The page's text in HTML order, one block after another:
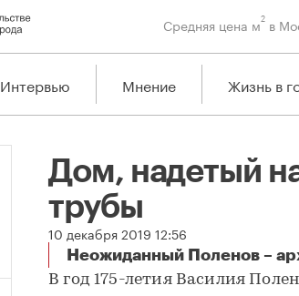
Средняя цена м2 в
Интервью Мнение Жизнь в
Дом, надетый
трубы
10 декабря 2019 12:56
Неожиданный Поленов –
Дом, надетый на самоварные трубы
В год 175-летия Василия